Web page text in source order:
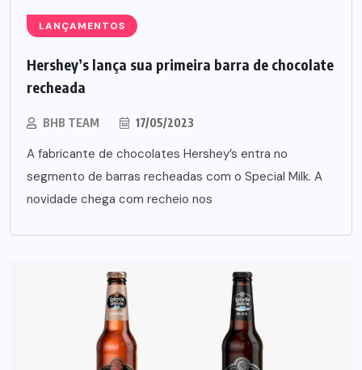
LANÇAMENTOS
Hershey’s lança sua primeira barra de chocolate
recheada
BHB TEAM 17/05/2023
A fabricante de chocolates Hershey’s entra no
segmento de barras recheadas com o Special Milk. A
novidade chega com recheio nos